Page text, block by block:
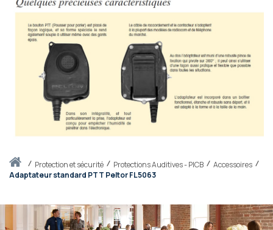
Accueilprotection et sécurité Protections Auditives - PICB
Accessoires
Adaptateur standard PTT Peltor FL5063